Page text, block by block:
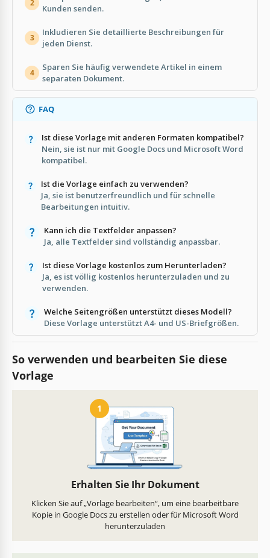
2
Kunden senden.
3
Inkludieren Sie detaillierte Beschreibungen für
jeden Dienst.
4
Sparen Sie häufig verwendete Artikel in einem
separaten Dokument.
FAQ
Ist diese Vorlage mit anderen Formaten kompatibel?
Nein, sie ist nur mit Google Docs und Microsoft Word
kompatibel.
Ist die Vorlage einfach zu verwenden?
Ja, sie ist benutzerfreundlich und für schnelle
Bearbeitungen intuitiv.
Kann ich die Textfelder anpassen?
Ja, alle Textfelder sind vollständig anpassbar.
Ist diese Vorlage kostenlos zum Herunterladen?
Ja, es ist völlig kostenlos herunterzuladen und zu
verwenden.
Welche Seitengrößen unterstützt dieses Modell?
Diese Vorlage unterstützt A4- und US-Briefgrößen.
So verwenden und bearbeiten Sie diese
Vorlage
1
Erhalten Sie Ihr Dokument
Klicken Sie auf „Vorlage bearbeiten“, um eine bearbeitbare
Kopie in Google Docs zu erstellen oder für Microsoft Word
herunterzuladen